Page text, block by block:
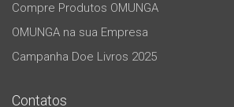
Compre Produtos OMUNGA
OMUNGA na sua Empresa
Campanha Doe Livros 2025
Contatos